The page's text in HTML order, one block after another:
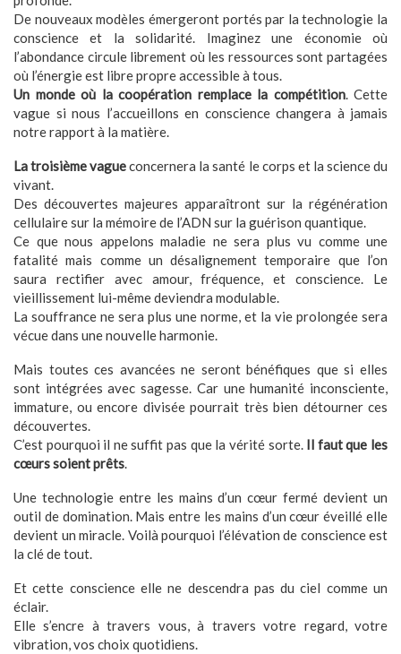
De nouveaux modèles émergeront portés par la technologie la
conscience et la solidarité. Imaginez une économie où
l’abondance circule librement où les ressources sont partagées
où l’énergie est libre propre accessible à tous.
Un monde où la coopération remplace la compétition. Cette
vague si nous l’accueillons en conscience changera à jamais
notre rapport à la matière.
La troisième vagueconcernera la santé le corps et la science du
vivant.
Des découvertes majeures apparaîtront sur la régénération
cellulaire sur la mémoire de l’ADN sur la guérison quantique.
Ce que nous appelons maladie ne sera plus vu comme une
fatalité mais comme un désalignement temporaire que l’on
saura rectifier avec amour, fréquence, et conscience. Le
vieillissement lui-même deviendra modulable.
La souffrance ne sera plus une norme, et la vie prolongée sera
vécue dans une nouvelle harmonie.
Mais toutes ces avancées ne seront bénéfiques que si elles
sont intégrées avec sagesse. Car une humanité inconsciente,
immature, ou encore divisée pourrait très bien détourner ces
découvertes.
C’est pourquoi il ne suffit pas que la vérité sorte. Il faut que les
cœurs soient prêts.
Une technologie entre les mains d’un cœur fermé devient un
outil de domination. Mais entre les mains d’un cœur éveillé elle
devient un miracle. Voilà pourquoi l’élévation de conscience est
la clé de tout.
Et cette conscience elle ne descendra pas du ciel comme un
éclair.
Elle s’encre à travers vous, à travers votre regard, votre
vibration, vos choix quotidiens.